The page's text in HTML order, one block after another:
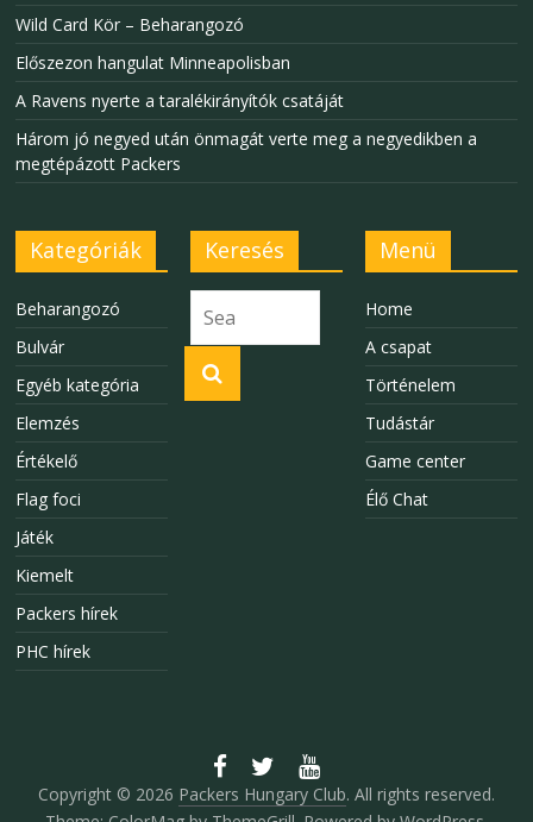
Wild Card Kör – Beharangozó
Előszezon hangulat Minneapolisban
A Ravens nyerte a taralékirányítók csatáját
Három jó negyed után önmagát verte meg a negyedikben a
megtépázott Packers
Kategóriák
Beharangozó
Bulvár
Egyéb kategória
Elemzés
Értékelő
Flag foci
Játék
Kiemelt
Packers hírek
PHC hírek
Keresés Menü
Home
A csapat
Történelem
Tudástár
Game center
Élő Chat
Copyright © 2026 Packers Hungary Club. All rights reserved.